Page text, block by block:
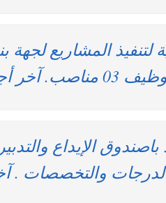
لتنفيذ المشاريع
آخر أجل 5 يونيو 2026
الإيداع
والتخصصات . آخر أجل هو